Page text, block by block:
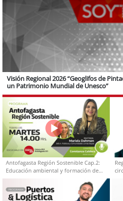
Visión Regional 2026 “Geoglifos de
un Patrimonio Mundial de Unesco”
Antofagasta Región Sostenible Cap.2:
Educación ambiental y formación de
capacidades técnicas